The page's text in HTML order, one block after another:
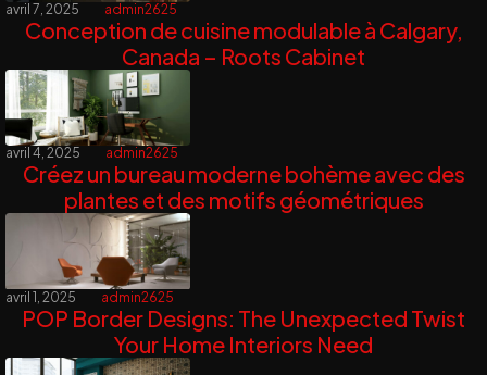
avril 7, 2025 admin2625
Conception de cuisine modulable à Calgary,
Canada – Roots Cabinet
avril 4, 2025 admin2625
Créez un bureau moderne bohème avec des
plantes et des motifs géométriques
avril 1, 2025 admin2625
POP Border Designs: The Unexpected Twist
Your Home Interiors Need